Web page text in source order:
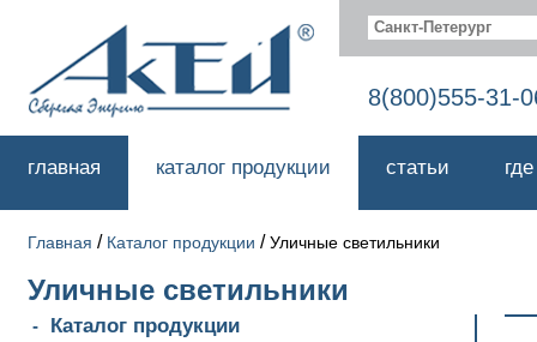
Санкт-Петерург
8(800)555-31-
главная каталог продукции статьи
Главная / Каталог продукции /Уличные светильники
Уличные светильники
Каталог продукции